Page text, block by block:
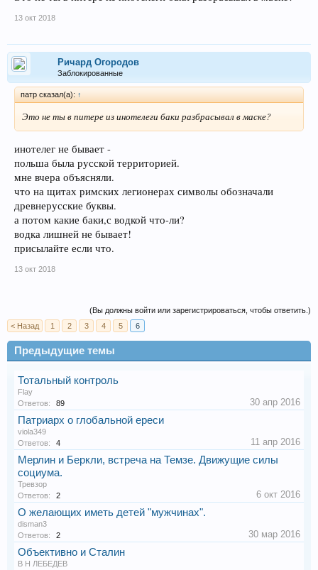
13 окт 2018
Ричард Огородов
Заблокированные
патр сказал(а): ↑
Это не ты в питере из инотелеги баки разбрасывал в маске?
инотелег не бывает -
польша была русской территорией.
мне вчера объясняли.
что на щитах римских легионерах символы обозначали
древнерусские буквы.
а потом какие баки,с водкой что-ли?
водка лишней не бывает!
присылайте если что.
13 окт 2018
(Вы должны войти или зарегистрироваться, чтобы ответить.)
< Назад
1 2 3 4 5 6
Предыдущие темы
Тотальный контроль
Flay
Ответов:
89 30 апр 2016
Патриарх о глобальной ереси
viola349
Ответов:
4 11 апр 2016
Мерлин и Беркли, встреча на Темзе. Движущие силы
социума.
Тревзор
Ответов:
2 6 окт 2016
О желающих иметь детей "мужчинах".
disman3
Ответов:
2 30 мар 2016
Объективно и Сталин
В Н ЛЕБЕДЕВ